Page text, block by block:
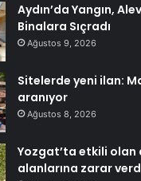
Aydın’da Yangın,
Binalara Sıçradı
Ağustos 9, 2026
Sitelerde yeni ilan:
aranıyor
Ağustos 8, 2026
Yozgat’ta etkili olan
alanlarına zarar